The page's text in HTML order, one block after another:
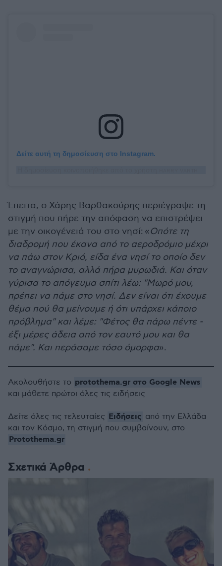
Δείτε αυτή τη δημοσίευση στο Instagram.
Έπειτα, ο Χάρης Βαρθακούρης περιέγραψε τη
στιγμή που πήρε την απόφαση να επιστρέψει
με την οικογένειά του στο νησί: «Οπότε τη
διαδρομή που έκανα από το αεροδρόμιο μέχρι
να πάω στον Κριό, είδα ένα νησί το οποίο δεν
το αναγνώρισα, αλλά πήρα μυρωδιά. Και όταν
γύρισα το απόγευμα σπίτι λέω: "Μωρό μου,
πρέπει να πάμε στο νησί. Δεν είναι ότι έχουμε
θέμα πού θα μείνουμε ή ότι υπάρχει κάποιο
πρόβλημα" και λέμε: "Φέτος θα πάρω πέντε -
έξι μέρες άδεια από τον εαυτό μου και θα
πάμε". Και περάσαμε τόσο όμορφα».
Σχετικά Άρθρα
Ακολουθήστε το protothema.gr στο Google News
και μάθετε πρώτοι όλες τις ειδήσεις
Δείτε όλες τις τελευταίες Ειδήσεις από την Ελλάδα
και τον Κόσμο, τη στιγμή που συμβαίνουν, στο
Protothema.gr